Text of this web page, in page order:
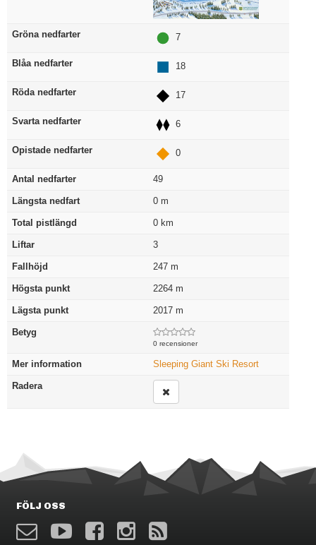
Gröna nedfarter 7
Blåa nedfarter 18
Röda nedfarter 17
Svarta nedfarter 6
Opistade nedfarter 0
Antal nedfarter 49
Längsta nedfart 0 m
Total pistlängd 0 km
Liftar 3
Fallhöjd 247 m
Högsta punkt 2264 m
Lägsta punkt 2017 m
Betyg
0 recensioner
Mer information Sleeping Giant Ski Resort
Radera
FÖLJ OSS